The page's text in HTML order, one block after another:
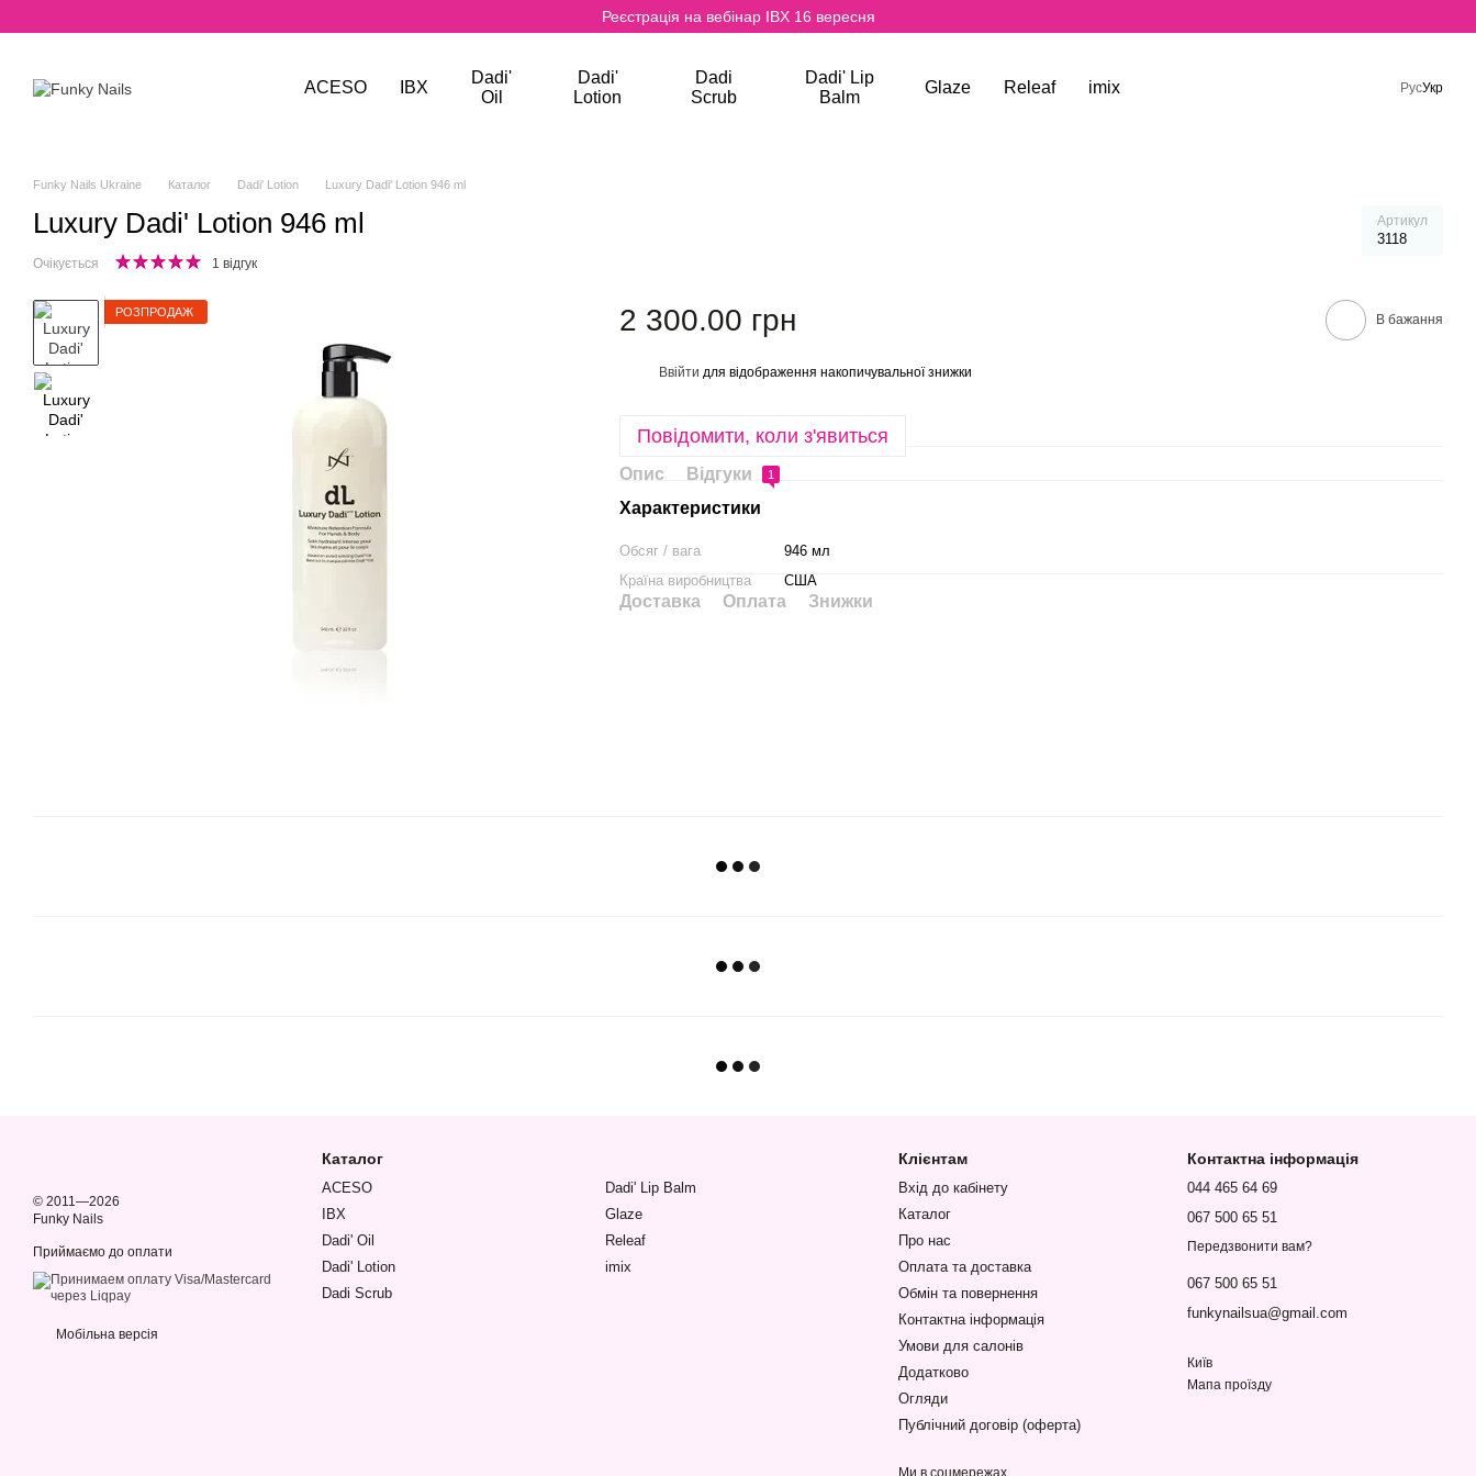
Реєстрація на вебінар IBX 16 вересня
ACESO IBX
Dadi'
Oil
Dadi'
Lotion
Dadi
Scrub
Dadi' Lip
Balm
Glaze Releaf imix РусУкр
Funky Nails Ukraine Каталог Dadi' Lotion Luxury Dadi' Lotion 946 ml
Luxury Dadi' Lotion 946 ml Артикул
3118
Очікується 1 відгук
РОЗПРОДАЖ 2 300.00 грн В бажання
Ввійти для відображення накопичувальної знижки
Повідомити, коли з'явиться
Опис Відгуки 1
Характеристики
Обсяг / вага
946 мл
Країна виробництва
США
Доставка Оплата Знижки
© 2011—2026
Funky Nails
Приймаємо до оплати
Мобільна версія
Каталог
ACESO
IBX
Dadi' Oil
Dadi' Lotion
Dadi Scrub
Dadi' Lip Balm
Glaze
Releaf
imix
Клієнтам
Вхід до кабінету
Каталог
Про нас
Оплата та доставка
Обмін та повернення
Контактна інформація
Умови для салонів
Додатково
Огляди
Публічний договір (оферта)
Ми в соцмережах
Контактна інформація
044 465 64 69
067 500 65 51
Передзвонити вам?
067 500 65 51
funkynailsua@gmail.com
Київ
Мапа проїзду